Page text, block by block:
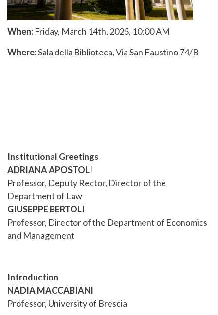
When: Friday, March 14th, 2025, 10:00 AM
Where:Sala della Biblioteca, Via San Faustino 74/B
Institutional Greetings
ADRIANA APOSTOLI
Professor, Deputy Rector, Director of the
Department of Law
GIUSEPPE BERTOLI
Professor, Director of the Department of Economics
and Management
Introduction
NADIA MACCABIANI
Professor, University of Brescia